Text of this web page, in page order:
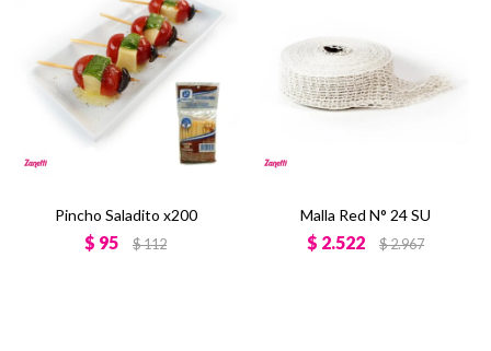
Pincho Saladito x200
$ 95 $112
Malla Red N° 24 SU
$ 2.522 $2.967